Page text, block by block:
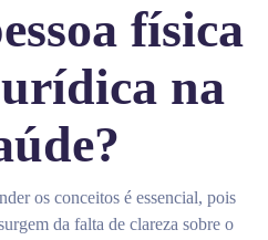
física
na
os conceitos é essencial, pois
da falta de clareza sobre o